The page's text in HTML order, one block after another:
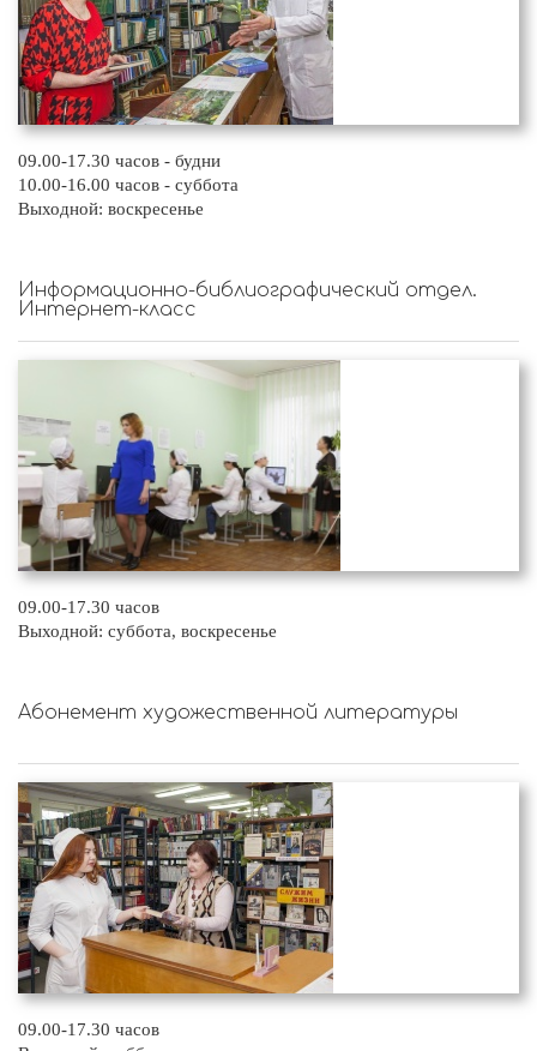
09.00-17.30 часов - будни
10.00-16.00 часов - суббота
Выходной: воскресенье
Информационно-библиографический отдел.
Интернет-класс
09.00-17.30 часов
Выходной: суббота, воскресенье
Абонемент художественной литературы
09.00-17.30 часов